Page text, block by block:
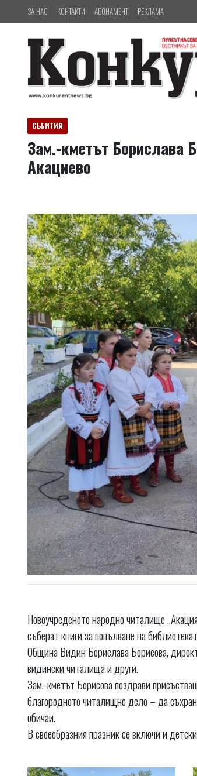
ЗА НАС КОНТАКТИ АБОНАМЕНТ РЕКЛАМА
СЪБИТИЯ
Зам.-кметът Борислава
Акациево
Новоучреденото народно читалище
съберат книги за попълване на
Община Видин Борислава Борисова,
видински читалища и други.
Зам.-кметът Борисова поздрави
благородното читалищно дело – да
обичаи.
В своеобразния празник се включи и